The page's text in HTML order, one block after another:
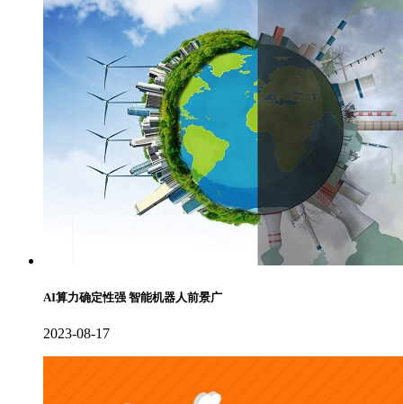
AI算力确定性强 智能机器人前景广
2023-08-17